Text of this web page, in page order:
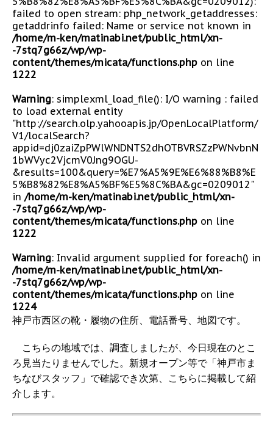
failed to open stream: php_network_getaddresses:
getaddrinfo failed: Name or service not known in
/home/m-ken/matinabi.net/public_html/xn-
-7stq7g66z/wp/wp-
content/themes/micata/functions.php on line
1222
Warning: simplexml_load_file(): I/O warning : failed
to load external entity
"http://search.olp.yahooapis.jp/OpenLocalPlatform/
V1/localSearch?
appid=dj0zaiZpPWlWNDNTS2dhOTBVRSZzPWNvbnN
1bWVyc2VjcmV0Jng9OGU-
&results=100&query=%E7%A5%9E%E6%88%B8%E
5%B8%82%E8%A5%BF%E5%8C%BA&gc=0209012"
in /home/m-ken/matinabi.net/public_html/xn-
-7stq7g66z/wp/wp-
content/themes/micata/functions.php on line
1222
Warning: Invalid argument supplied for foreach() in
/home/m-ken/matinabi.net/public_html/xn-
-7stq7g66z/wp/wp-
content/themes/micata/functions.php on line
1224
神戸市西区の靴・履物の住所、電話番号、地図です。
こちらの地域では、調査しましたが、今日現在のとこ
ろ見当たりませんでした。新規オープン等で「神戸市ま
ちなびスタッフ」で確認でき次第、こちらに掲載して紹
介します。